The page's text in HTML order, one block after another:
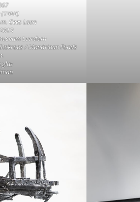
(1969)
Cees Laan
Leerdam
/ Mondriaan Fonds
glas